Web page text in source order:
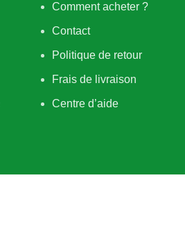
Comment acheter ?
Contact
Politique de retour
Frais de livraison
Centre d’aide